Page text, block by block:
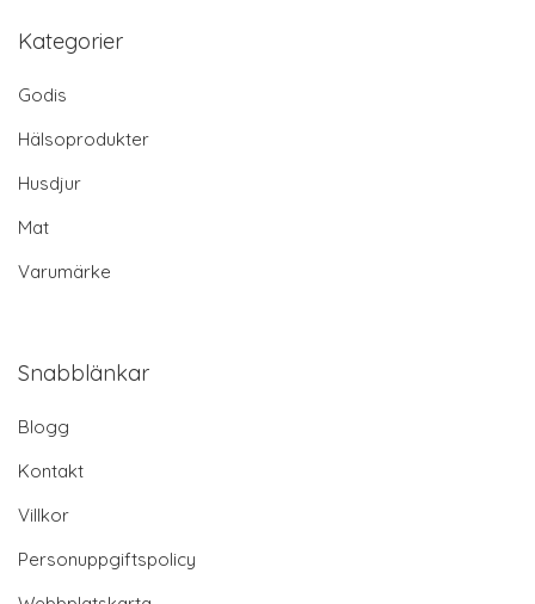
Kategorier
Godis
Hälsoprodukter
Husdjur
Mat
Varumärke
Snabblänkar
Blogg
Kontakt
Villkor
Personuppgiftspolicy